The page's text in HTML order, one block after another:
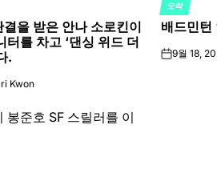
을 받은 안나 소로킨이
터를 차고 ‘댄싱 위드 더
.
Kwon
POSTED
IN
오락
배드민턴
on9월 18,